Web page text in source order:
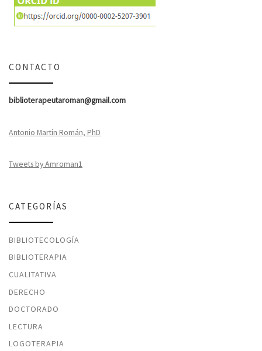
CONTACTO
biblioterapeutaroman@gmail.com
Antonio Martín Román, PhD
Tweets by Amroman1
CATEGORÍAS
BIBLIOTECOLOGÍA
BIBLIOTERAPIA
CUALITATIVA
DERECHO
DOCTORADO
LECTURA
LOGOTERAPIA